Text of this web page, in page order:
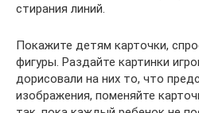
стирания линий.
Покажите детям карточки,
фигуры. Раздайте картинки
дорисовали на них то, что
изображения, поменяйте